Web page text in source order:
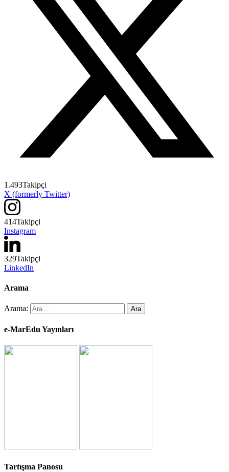
1.493Takipçi
X (formerly Twitter)
414Takipçi
Instagram
329Takipçi
LinkedIn
Arama
Arama:
e-MarEdu Yayınları
Tartışma Panosu